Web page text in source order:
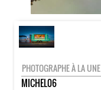
PHOTOGRAPHE À LA UNE
MICHEL06